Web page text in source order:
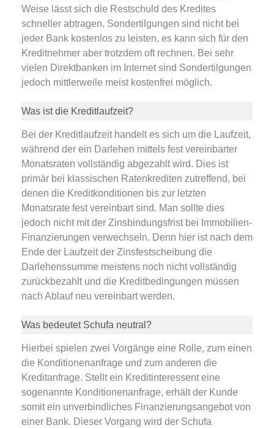
Weise lässt sich die Restschuld des Kredites
schneller abtragen. Sondertilgungen sind nicht bei
jeder Bank kostenlos zu leisten, es kann sich für den
Kreditnehmer aber trotzdem oft rechnen. Bei sehr
vielen Direktbanken im Internet sind Sondertilgungen
jedoch mittlerweile meist kostenfrei möglich.
Was ist die Kreditlaufzeit?
Bei der Kreditlaufzeit handelt es sich um die Laufzeit,
während der ein Darlehen mittels fest vereinbarter
Monatsraten vollständig abgezahlt wird. Dies ist
primär bei klassischen Ratenkrediten zutreffend, bei
denen die Kreditkonditionen bis zur letzten
Monatsrate fest vereinbart sind. Man sollte dies
jedoch nicht mit der Zinsbindungsfrist bei Immobilien-
Finanzierungen verwechseln. Denn hier ist nach dem
Ende der Laufzeit der Zinsfestscheibung die
Darlehenssumme meistens noch nicht vollständig
zurückbezahlt und die Kreditbedingungen müssen
nach Ablauf neu vereinbart werden.
Was bedeutet Schufa neutral?
Hierbei spielen zwei Vorgänge eine Rolle, zum einen
die Konditionenanfrage und zum anderen die
Kreditanfrage. Stellt ein Kreditinteressent eine
sogenannte Konditionenanfrage, erhält der Kunde
somit ein unverbindliches Finanzierungsangebot von
einer Bank. Dieser Vorgang wird der Schufa